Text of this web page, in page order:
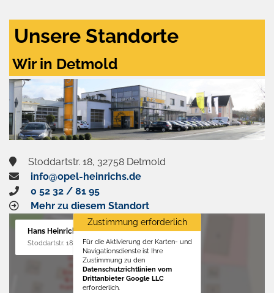
Unsere Standorte
Wir in Detmold
Stoddartstr. 18, 32758 Detmold
info@opel-heinrichs.de
0 52 32 / 81 95
Mehr zu diesem Standort
Hans Heinrichs GmbH
Stoddartstr. 18, 32758 Detmold
Zustimmung erforderlich
Für die Aktivierung der Karten- und
Navigationsdienste ist Ihre
Zustimmung zu den
Datenschutzrichtlinien vom
Drittanbieter Google LLC
erforderlich.